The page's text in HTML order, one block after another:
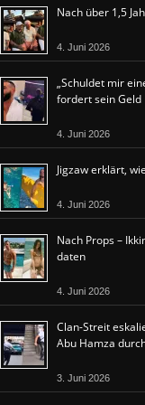
Nach über 1,5
4. Juni 2026
„Schuldet mir
fordert sein Geld
4. Juni 2026
Jigzaw erklärt,
4. Juni 2026
Nach Props –
daten
4. Juni 2026
Clan-Streit
Abu Hamza
3. Juni 2026